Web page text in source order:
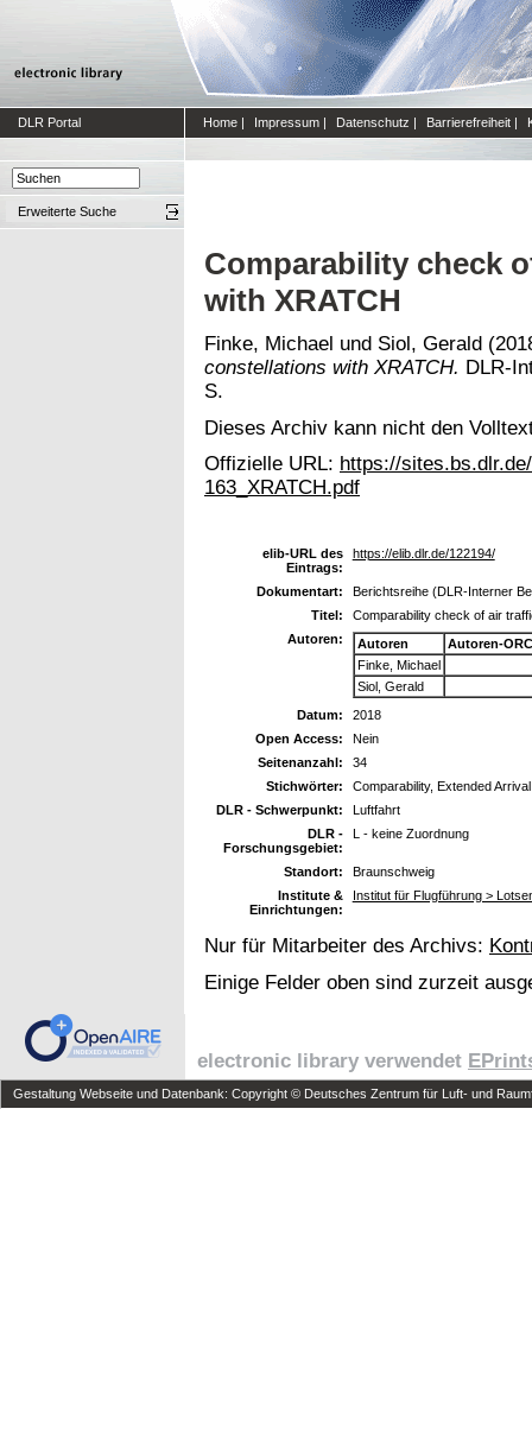
DLR Portal Home | Impressum | Datenschutz | Barrierefreiheit |
Erweiterte Suche
Comparability check
with XRATCH
Finke, Michael und Siol, Gerald
constellations with XRATCH. DLR-
S.
Dieses Archiv kann nicht den
Offizielle URL: https://
163_XRATCH.pdf
elib-URL des
Eintrags:
https://elib.dlr.de/122194/
Dokumentart:
Berichtsreihe (DLR-Interner
Titel:
Comparability check of air
Autoren:
Autoren
Autoren-
Finke, Michael
Siol, Gerald
Datum:
2018
Open Access:
Nein
Seitenanzahl:
34
Stichwörter:
Comparability, Extended
DLR - Schwerpunkt:
Luftfahrt
DLR -
Forschungsgebiet:
L - keine Zuordnung
Standort:
Braunschweig
Institute &
Einrichtungen:
Institut für Flugführung >
Nur für Mitarbeiter des Archivs:
Einige Felder oben sind zurzeit
electronic library verwendet
Gestaltung Webseite und Datenbank: Copyright © Deutsches Zentrum für Luft- und